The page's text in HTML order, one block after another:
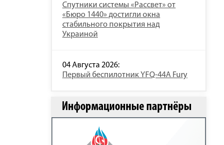
Спутники системы «Рассвет» от
«Бюро 1440» достигли окна
стабильного покрытия над
Украиной
04 Августа 2026:
Первый беспилотник YFQ-44A Fury
Информационные партнёры